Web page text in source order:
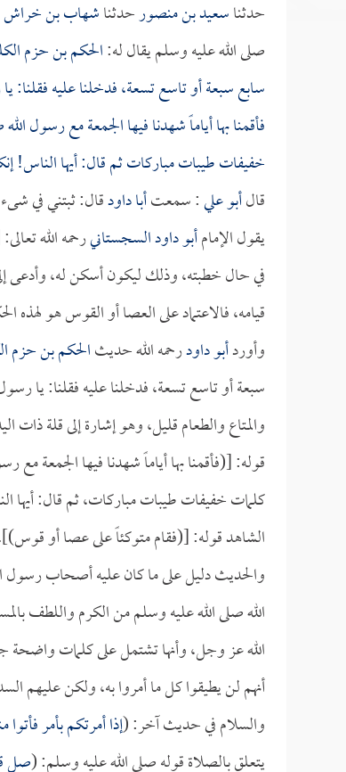
حدثناسعيد بن منصورحدثناشهاب بن خراش
صلى الله عليه وسلم يقال له:الحكم بن حزم
سابع سبعة أو تاسع تسعة، فدخلنا عليه فقلنا:
فأقمنا بها أياماً شهدنا فيها الجمعة مع رسول
خفيفات طيبات مباركات ثم قال: أيها الناس!
قالأبو علي: سمعتأبا داودقال: ثبتني في
يقول الإمامأبو داود السجستانيرحمه الله
في حال خطبته، وذلك ليكون أسكن له، وأدعى
قيامه، فالاعتماد على العصا أو القوس هو لهذه
وأوردأبو داودرحمه الله حديثالحكم بن حزم
سبعة أو تاسع تسعة، فدخلنا عليه فقلنا: يا
والمتاع والطعام قليل، وهو إشارة إلى قلة ذات
قوله: [(فأقمنا بها أياماً شهدنا فيها الجمعة
كلمات خفيفات طيبات مباركات، ثم قال: أيها
الشاهد قوله: [(فقام متوكئاً على عصا أو
والحديث دليل على ما كان عليه أصحاب رسول
الله صلى الله عليه وسلم من الكرم واللطف
الله عز وجل، وأنها تشتمل على كلمات واضحة
أنهم لن يطيقوا كل ما أمروا به، ولكن عليهم
والسلام في حديث آخر: (إذا أمرتكم بأمر
يتعلق بالصلاة قوله صلى الله عليه وسلم: (صل